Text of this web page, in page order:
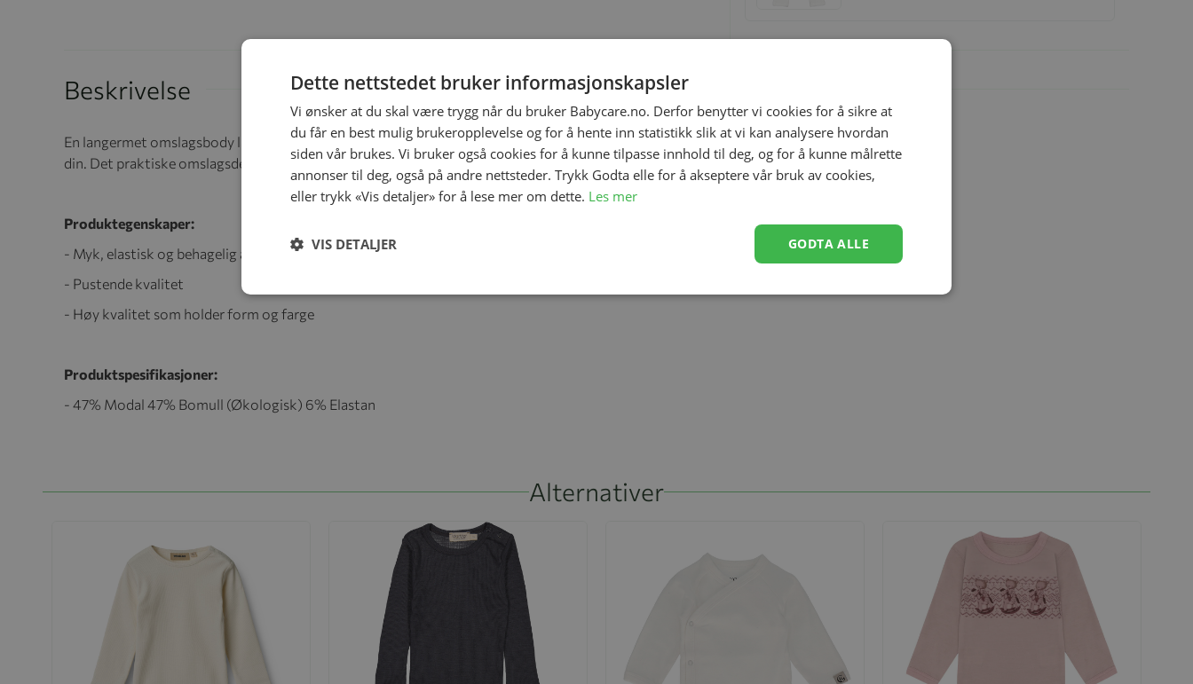
Beskrivelse
En langermet omslagsbody laget i en utrolig myk og stretchy kvalitet som gir maksimal komfort for babyen
din. Det praktiske omslagsdesignet med trykknapper på siden gjør påkledning og bleieskiftet enkelt.
Produktegenskaper:
- Myk, elastisk og behagelig å ha på
- Pustende kvalitet
- Høy kvalitet som holder form og farge
Produktspesifikasjoner:
- 47% Modal 47% Bomull (Økologisk) 6% Elastan
Alternativer
Dette nettstedet bruker informasjonskapsler
Vi ønsker at du skal være trygg når du bruker Babycare.no. Derfor benytter vi cookies for å sikre at
du får en best mulig brukeropplevelse og for å hente inn statistikk slik at vi kan analysere hvordan
siden vår brukes. Vi bruker også cookies for å kunne tilpasse innhold til deg, og for å kunne målrette
annonser til deg, også på andre nettsteder. Trykk Godta elle for å akseptere vår bruk av cookies,
eller trykk «Vis detaljer» for å lese mer om dette. Les mer
GODTA ALLE
VIS DETALJER